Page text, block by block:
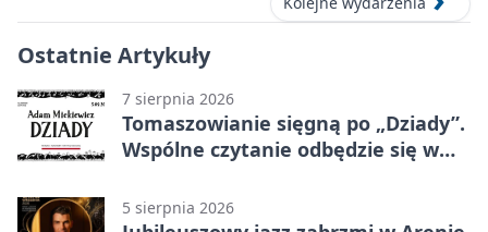
Ostatnie Artykuły
7 sierpnia 2026
Tomaszowianie sięgną po „Dziady”.
Wspólne czytanie odbędzie się w
5 sierpnia 2026